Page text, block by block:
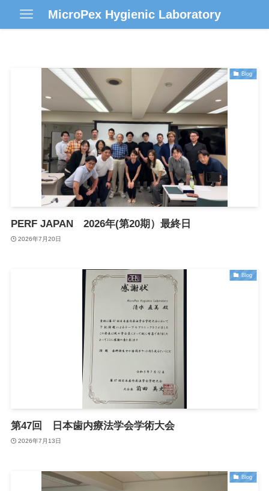
MicroPe​x Hygienic Laboratory
Blog
PERF JAPAN 2026年(第20期）最終日
2026年7月20日
Blog
第47回 日本歯内療法学会学術大会
2026年7月13日
Blog